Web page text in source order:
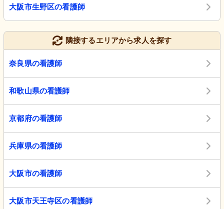
大阪市生野区の看護師
隣接するエリアから求人を探す
奈良県の看護師
和歌山県の看護師
京都府の看護師
兵庫県の看護師
大阪市の看護師
大阪市天王寺区の看護師